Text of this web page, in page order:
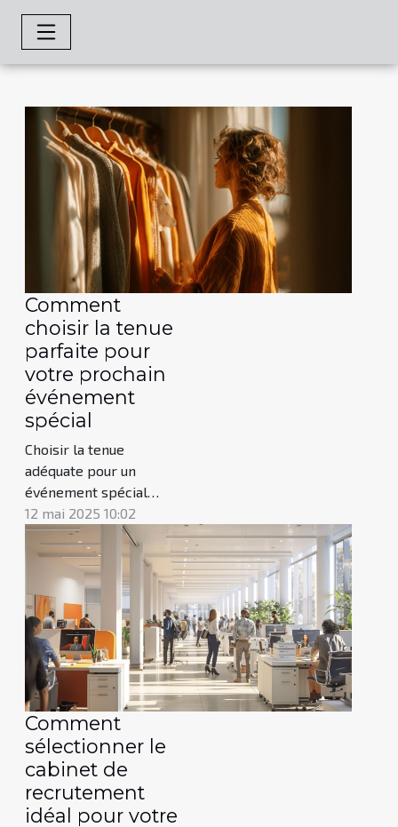
Comment
choisir la tenue
parfaite pour
votre prochain
événement
spécial
Choisir la tenue
adéquate pour un
événement spécial
peut parfois s'avérer
être un véritable défi.
Entre le respect du
code vestimentaire et
l'expression de votre
style personnel, la
marge de manœuvre
semble étroite. Cet
article se propose de
vous guider pas à pas
vers la sélection idéale
qui vous...
12 mai 2025 10:02
Comment
sélectionner le
cabinet de
recrutement
idéal pour votre